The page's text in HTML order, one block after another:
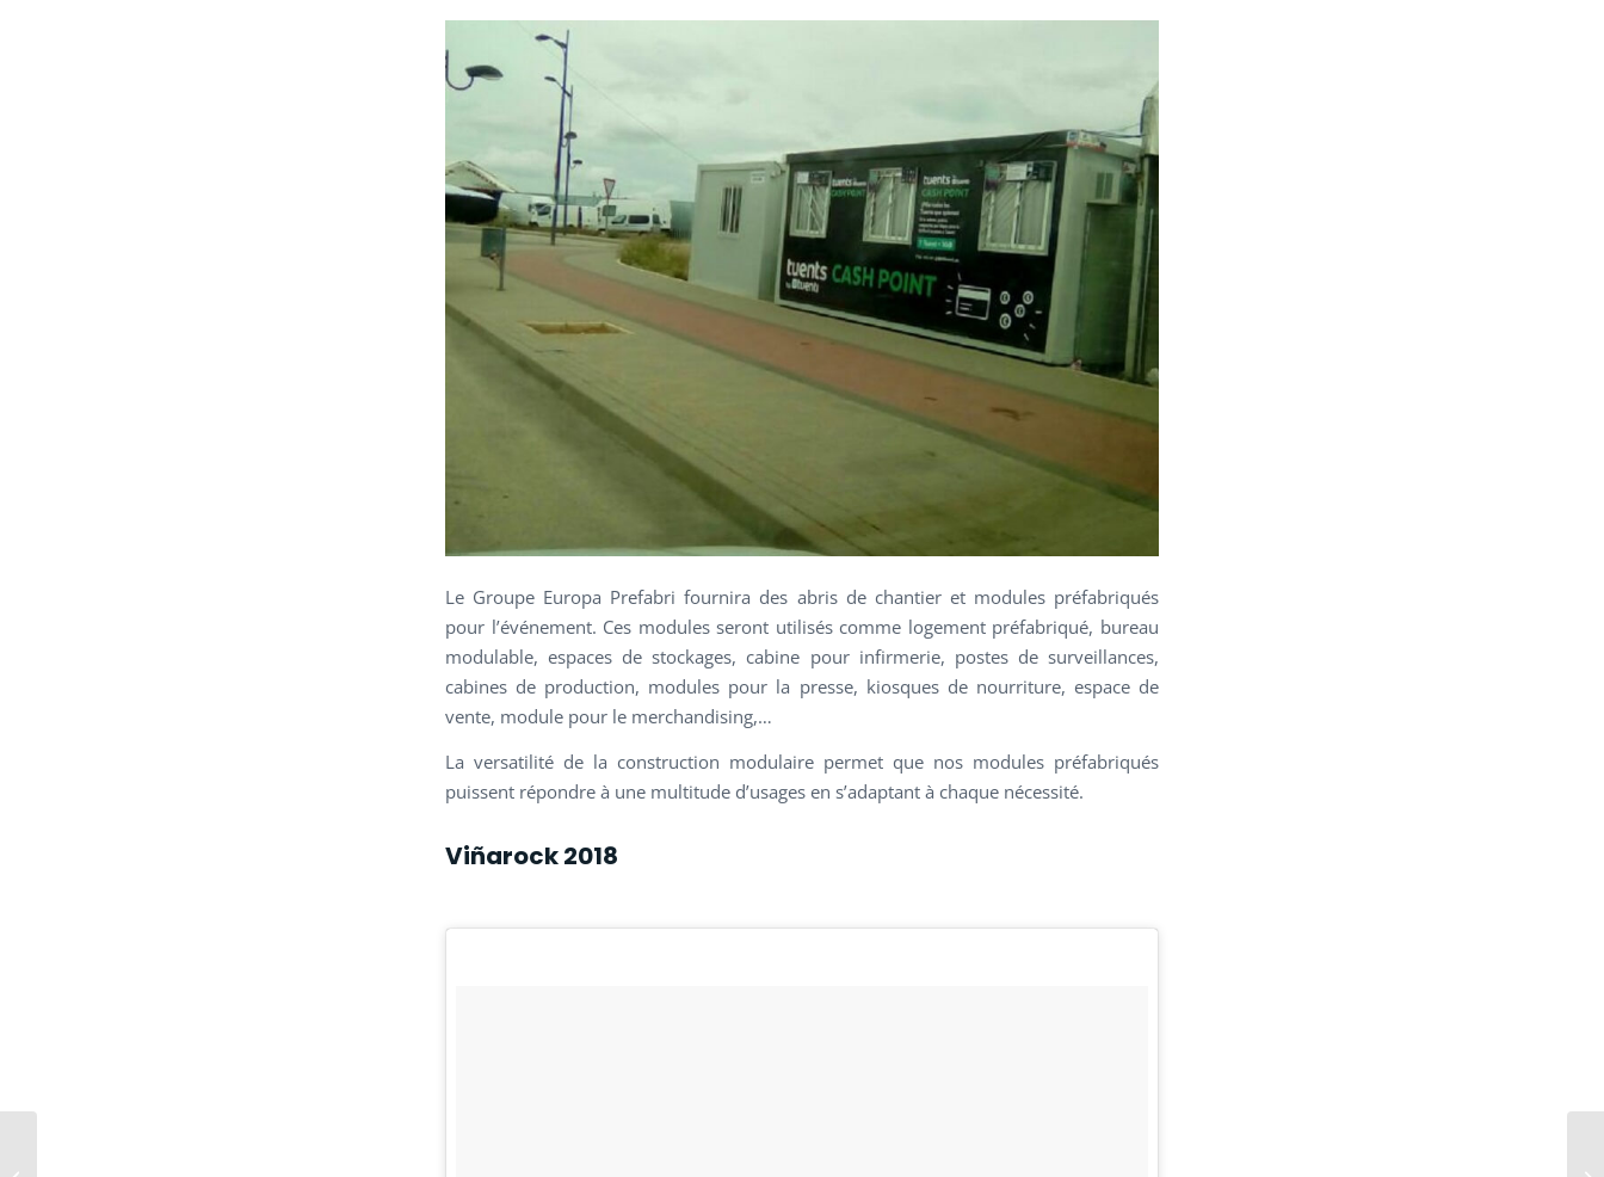
Le Groupe Europa Prefabri fournira des abris de chantier et modules préfabriqués
pour l’événement. Ces modules seront utilisés comme logement préfabriqué, bureau
modulable, espaces de stockages, cabine pour infirmerie, postes de surveillances,
cabines de production, modules pour la presse, kiosques de nourriture, espace de
vente, module pour le merchandising,…
La versatilité de la construction modulaire permet que nos modules préfabriqués
puissent répondre à une multitude d’usages en s’adaptant à chaque nécessité.
Viñarock 2018